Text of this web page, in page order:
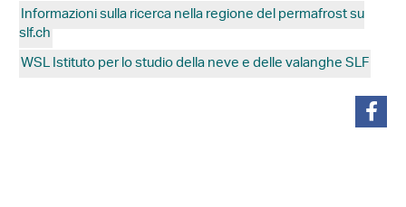
Informazioni sulla ricerca nella regione del permafrost su
slf.ch
WSL Istituto per lo studio della neve e delle valanghe SLF